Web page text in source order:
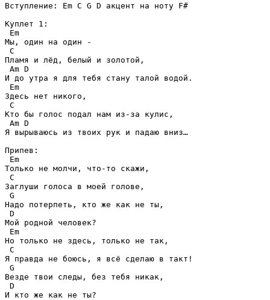
Вступление: Em C G D акцент на ноту F#
Куплет 1:
Em
Мы, один на один -
C
Пламя и лёд, белый и золотой,
Am D
И до утра я для тебя стану талой водой.
Em
Здесь нет никого,
C
Кто бы голос подал нам из-за кулис,
Am D
Я вырываюсь из твоих рук и падаю вниз…
Припев:
Em
Только не молчи, что-то скажи,
C
Заглуши голоса в моей голове,
G
Надо потерпеть, кто же как не ты,
D
Мой родной человек?
Em
Но только не здесь, только не так,
C
Я правда не боюсь, я всё сделаю в такт!
G
Везде твои следы, без тебя никак,
D
И кто же как не ты?